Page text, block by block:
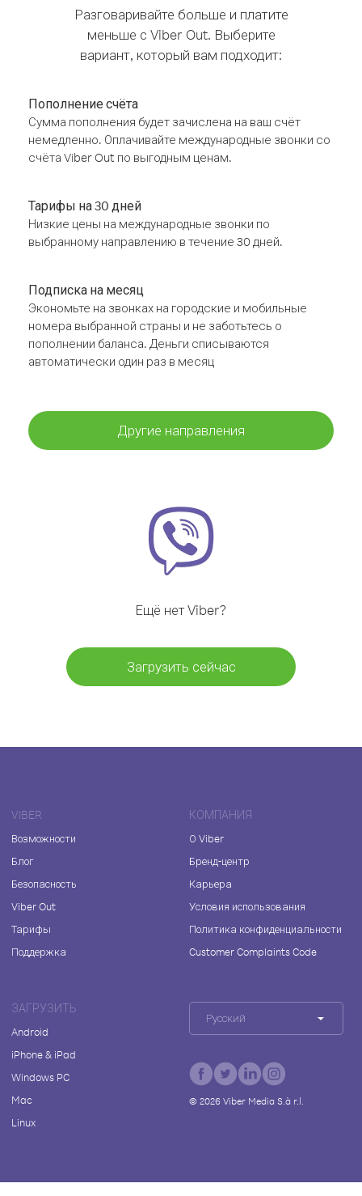
Разговаривайте больше и платите
меньше с Viber Out. Выберите
вариант, который вам подходит:
Пополнение счёта
Сумма пополнения будет зачислена на ваш счёт
немедленно. Оплачивайте международные звонки со
счёта Viber Out по выгодным ценам.
Тарифы на 30 дней
Низкие цены на международные звонки по
выбранному направлению в течение 30 дней.
Подписка на месяц
Экономьте на звонках на городские и мобильные
номера выбранной страны и не заботьтесь о
пополнении баланса. Деньги списываются
автоматически один раз в месяц
Другие направления
Ещё нет Viber?
Загрузить сейчас
VIBER
Возможности
Блог
Безопасность
Viber Out
Тарифы
Поддержка
КОМПАНИЯ
О Viber
Бренд-центр
Карьера
Условия использования
Политика конфиденциальности
Customer Complaints Code
ЗАГРУЗИТЬ
Android
iPhone & iPad
Windows PC
Mac
Linux
Русский
© 2026Viber Media S.à r.l.